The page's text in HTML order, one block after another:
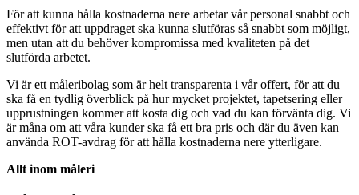
För att kunna hålla kostnaderna nere arbetar vår personal snabbt och
effektivt för att uppdraget ska kunna slutföras så snabbt som möjligt,
men utan att du behöver kompromissa med kvaliteten på det
slutförda arbetet.
Vi är ett måleribolag som är helt transparenta i vår offert, för att du
ska få en tydlig överblick på hur mycket projektet, tapetsering eller
upprustningen kommer att kosta dig och vad du kan förvänta dig. Vi
är måna om att våra kunder ska få ett bra pris och där du även kan
använda ROT-avdrag för att hålla kostnaderna nere ytterligare.
Allt inom måleri